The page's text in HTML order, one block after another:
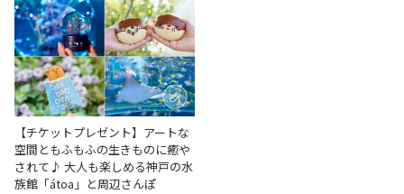
【チケットプレゼント】アートな
空間ともふもふの生きものに癒や
されて♪ 大人も楽しめる神戸の水
族館「átoa」と周辺さんぽ